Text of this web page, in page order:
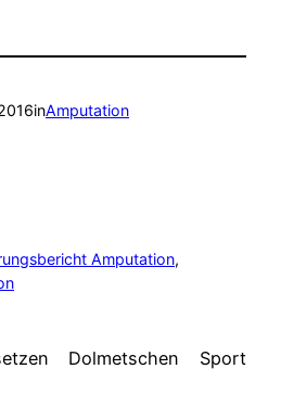
inAmputation
Amputation
Dolmetschen Sport